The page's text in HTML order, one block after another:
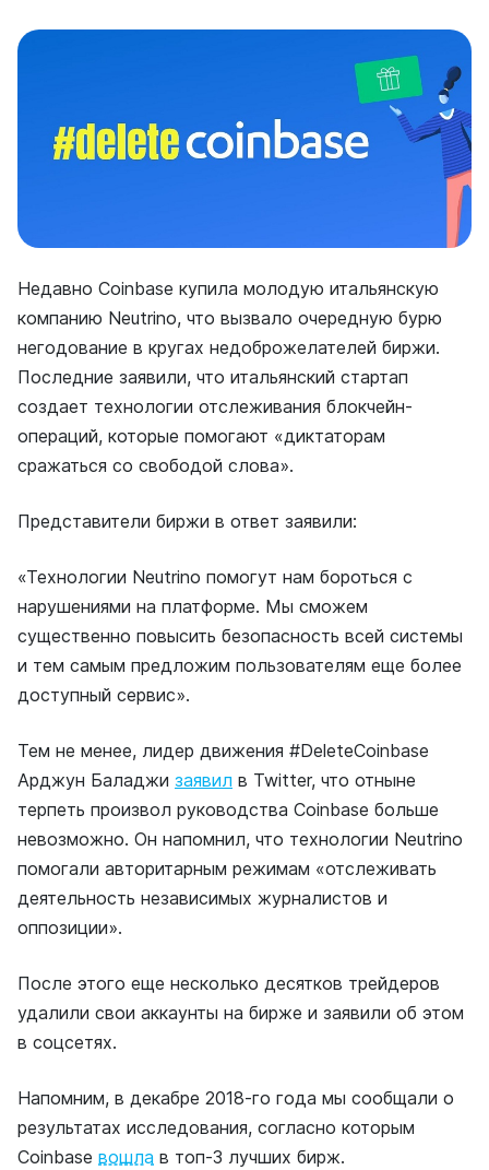
Недавно Coinbase купила молодую итальянскую
компанию Neutrino, что вызвало очередную бурю
негодование в кругах недоброжелателей биржи.
Последние заявили, что итальянский стартап
создает технологии отслеживания блокчейн-
операций, которые помогают «диктаторам
сражаться со свободой слова».
Представители биржи в ответ заявили:
«Технологии Neutrino помогут нам бороться с
нарушениями на платформе. Мы сможем
существенно повысить безопасность всей системы
и тем самым предложим пользователям еще более
доступный сервис».
Тем не менее, лидер движения #DeleteCoinbase
Арджун Баладжи заявил в Twitter, что отныне
терпеть произвол руководства Coinbase больше
невозможно. Он напомнил, что технологии Neutrino
помогали авторитарным режимам «отслеживать
деятельность независимых журналистов и
оппозиции».
После этого еще несколько десятков трейдеров
удалили свои аккаунты на бирже и заявили об этом
в соцсетях.
Напомним, в декабре 2018-го года мы сообщали о
результатах исследования, согласно которым
Coinbase вошла в топ-3 лучших бирж.